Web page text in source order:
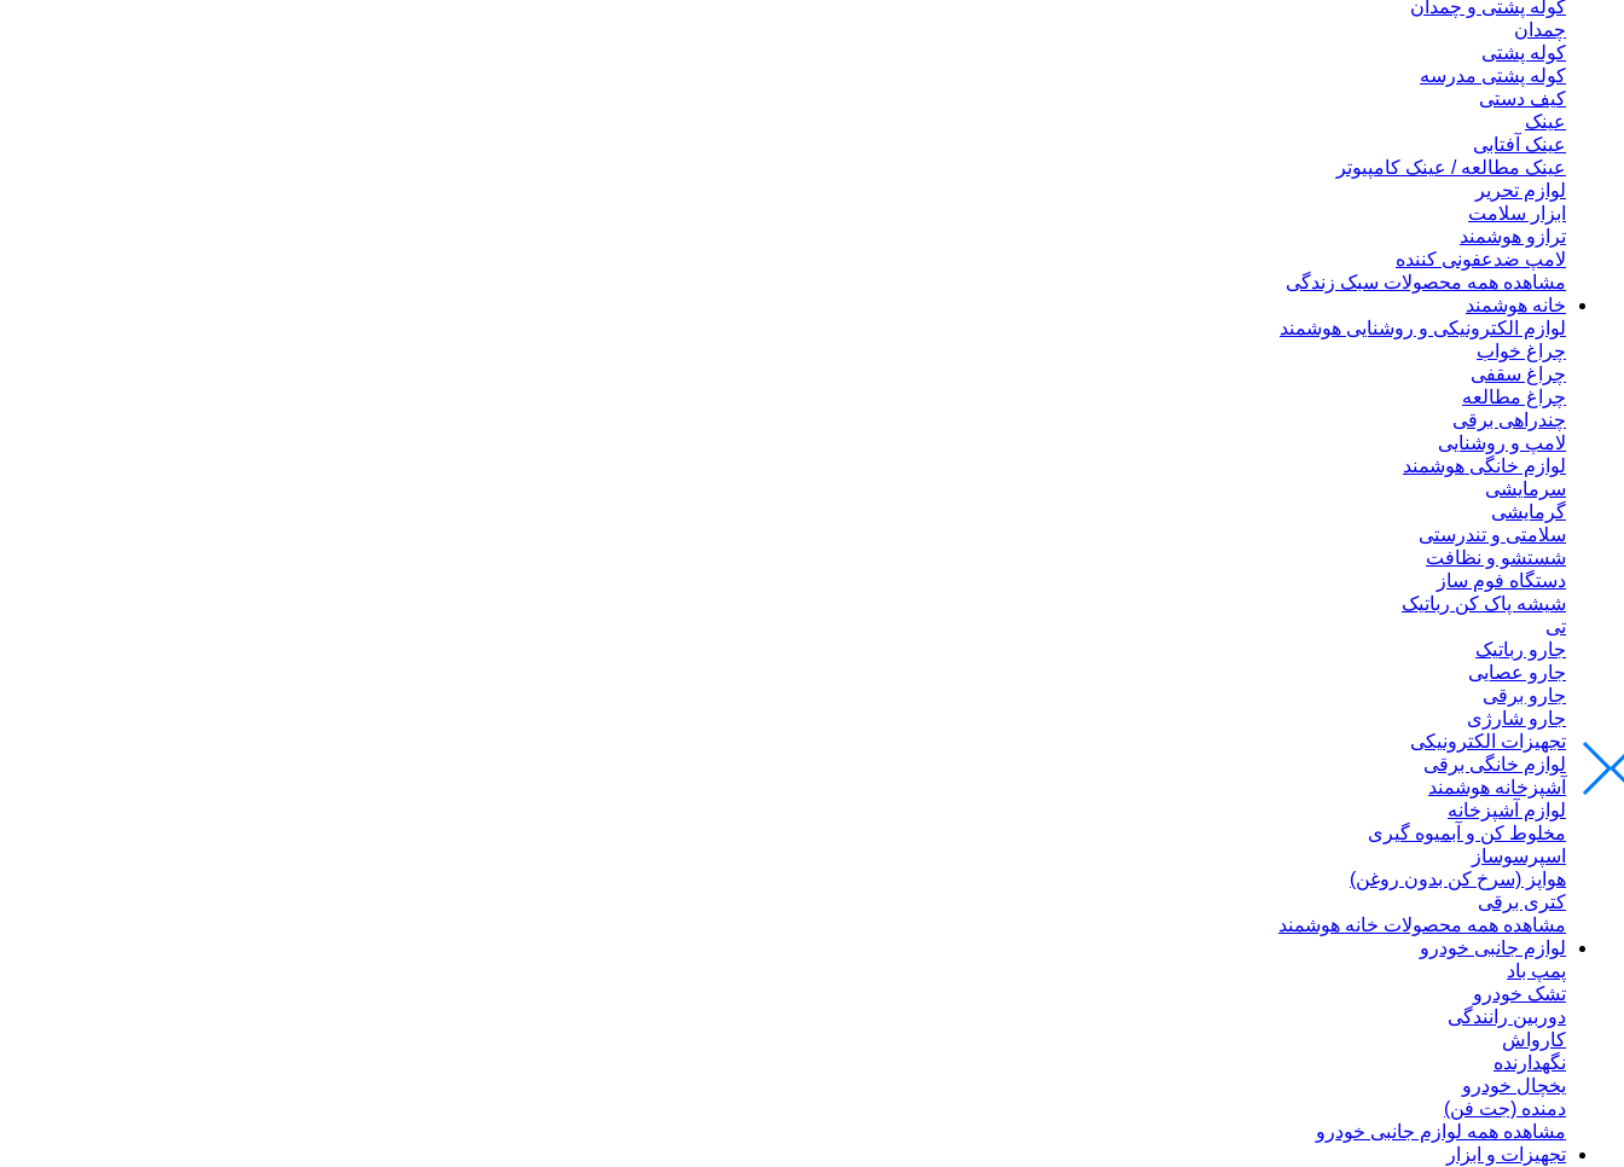
کوله پشتی و چمدان
چمدان
کوله پشتی
کوله پشتی مدرسه
کیف دستی
عینک
عینک آفتابی
عینک مطالعه / عینک کامپیوتر
لوازم تحریر
ابزار سلامت
ترازو هوشمند
لامپ ضدعفونی کننده
مشاهده همه محصولات سبک زندگی
خانه هوشمند
لوازم الکترونیکی و روشنایی هوشمند
چراغ خواب
چراغ سقفی
چراغ مطالعه
چندراهی برقی
لامپ و روشنایی
لوازم خانگی هوشمند
سرمایشی
گرمایشی
سلامتی و تندرستی
شستشو و نظافت
دستگاه فوم ساز
شیشه پاک کن رباتیک
تی
جارو رباتیک
جارو عصایی
جارو برقی
جارو شارژی
تجهیزات الکترونیکی
لوازم خانگی برقی
آشپزخانه هوشمند
لوازم آشپزخانه
مخلوط کن و آبمیوه گیری
اسپرسوساز
هواپز (سرخ کن بدون روغن)
کتری برقی
مشاهده همه محصولات خانه هوشمند
لوازم جانبی خودرو
پمپ باد
تشک خودرو
دوربین رانندگی
کارواش
نگهدارنده
یخچال خودرو
دمنده (جت فن)
مشاهده همه لوازم جانبی خودرو
تجهیزات و ابزار